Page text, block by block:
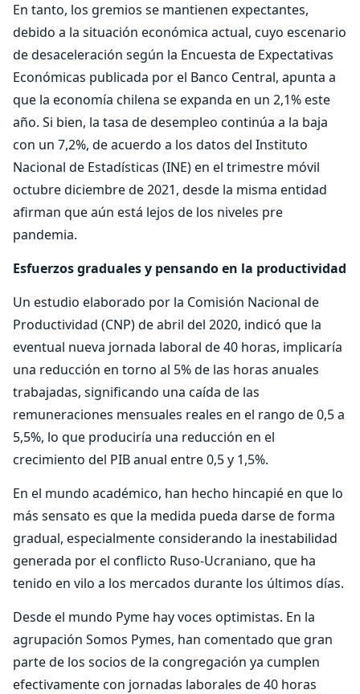
En tanto, los gremios se mantienen expectantes,
debido a la situación económica actual, cuyo escenario
de desaceleración según la Encuesta de Expectativas
Económicas publicada por el Banco Central, apunta a
que la economía chilena se expanda en un 2,1% este
año. Si bien, la tasa de desempleo continúa a la baja
con un 7,2%, de acuerdo a los datos del Instituto
Nacional de Estadísticas (INE) en el trimestre móvil
octubre diciembre de 2021, desde la misma entidad
afirman que aún está lejos de los niveles pre
pandemia.
Esfuerzos graduales y pensando en la productividad
Un estudio elaborado por la Comisión Nacional de
Productividad (CNP) de abril del 2020, indicó que la
eventual nueva jornada laboral de 40 horas, implicaría
una reducción en torno al 5% de las horas anuales
trabajadas, significando una caída de las
remuneraciones mensuales reales en el rango de 0,5 a
5,5%, lo que produciría una reducción en el
crecimiento del PIB anual entre 0,5 y 1,5%.
En el mundo académico, han hecho hincapié en que lo
más sensato es que la medida pueda darse de forma
gradual, especialmente considerando la inestabilidad
generada por el conflicto Ruso-Ucraniano, que ha
tenido en vilo a los mercados durante los últimos días.
Desde el mundo Pyme hay voces optimistas. En la
agrupación Somos Pymes, han comentado que gran
parte de los socios de la congregación ya cumplen
efectivamente con jornadas laborales de 40 horas